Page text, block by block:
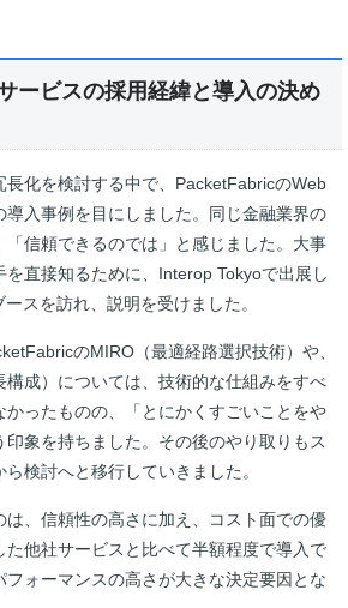
ービスの採用経緯と導入の決め
長化を検討する中で、PacketFabricのWeb
入事例を目にしました。同じ金融業界の
信頼できるのでは」と感じました。大事
を直接知るために、Interop Tokyoで出展し
スを訪れ、説明を受けました。
のMIRO（最適経路選択技術）や、
構成）については、技術的な仕組みをすべ
かったものの、「とにかくすごいことをや
印象を持ちました。その後のやり取りもス
検討へと移行していきました。
、信頼性の高さに加え、コスト面での優
他社サービスと比べて半額程度で導入で
フォーマンスの高さが大きな決定要因とな